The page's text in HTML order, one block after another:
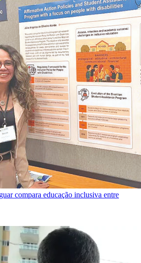
compara educação inclusiva entre